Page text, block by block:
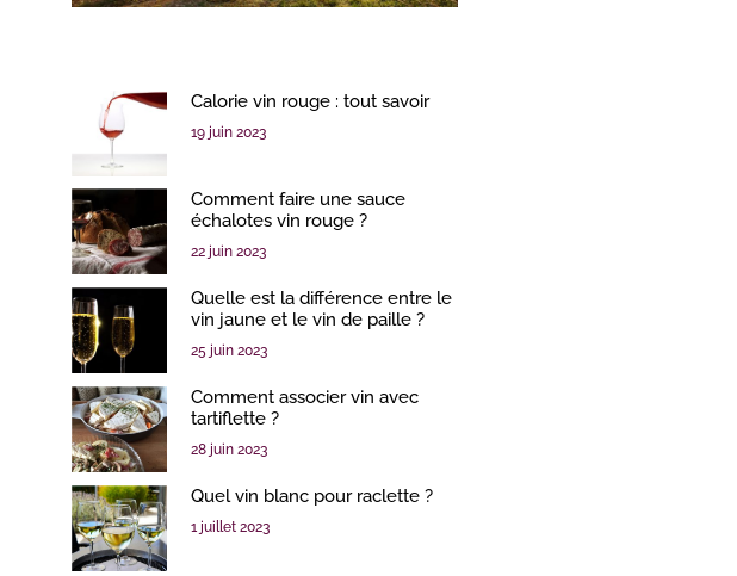
Calorie vin rouge : tout savoir
19 juin 2023
Comment faire une sauce
échalotes vin rouge ?
22 juin 2023
Quelle est la différence entre le
vin jaune et le vin de paille ?
25 juin 2023
Comment associer vin avec
tartiflette ?
28 juin 2023
Quel vin blanc pour raclette ?
1 juillet 2023